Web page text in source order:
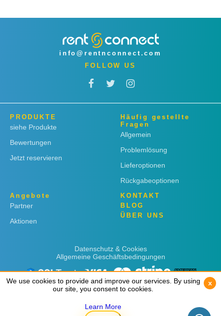
info@rentnconnect.com
FOLLOW US
PRODUKTE
siehe Produkte
Bewertungen
Jetzt reservieren
Häufig gestellte
Fragen
Allgemein
Problemlösung
Lieferoptionen
Rückgabeoptionen
Angebote
Partner
Aktionen
KONTAKT
BLOG
ÜBER UNS
Datenschutz & Cookies
Allgemeine Geschäftsbedingungen
We use cookies to provide and improve our services. By using
our site, you consent to cookies.
Learn More
x
We use cookies to provide and improve our services. By using
our site, you consent to cookies.
Learn More
x